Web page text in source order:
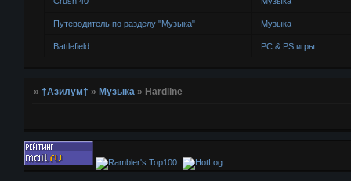
Путеводитель по разделу "Музыка" Музыка
Battlefield PC & PS игры
»†Азилум† »Музыка » Hardline